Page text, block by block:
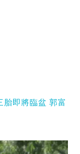
胎即將臨盆 郭富